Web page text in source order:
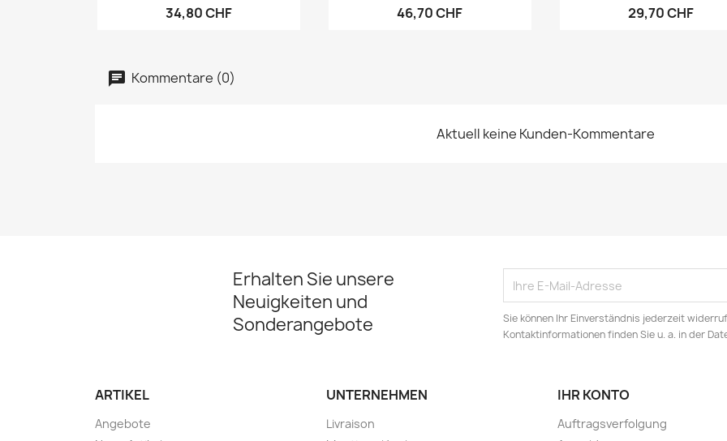
34,80 CHF 46,70 CHF 29,70 CHF
Kommentare (0)
Aktuell keine Kunden-Kommentare
Erhalten Sie unsere
Neuigkeiten und
Sonderangebote
Sie können Ihr Einverständnis jederzeit
Kontaktinformationen finden Sie u. a. in der
ARTIKEL
Angebote
UNTERNEHMEN
Livraison
IHR KONTO
Auftragsverfolgung